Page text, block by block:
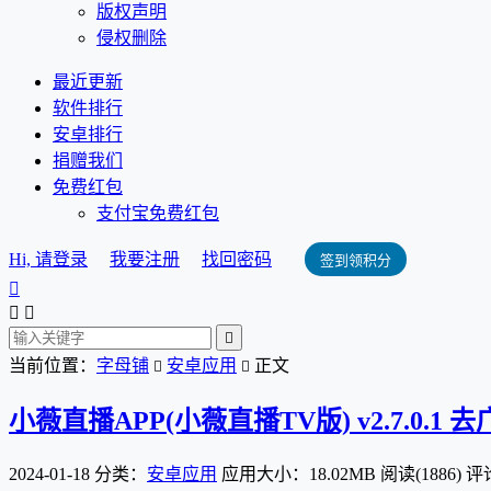
版权声明
侵权删除
最近更新
软件排行
安卓排行
捐赠我们
免费红包
支付宝免费红包
Hi, 请登录 我要注册 找回密码 签到领积分

 

当前位置： 字母铺  安卓应用  正文
小薇直播APP(小薇直播TV版) v2.7.0.1 去
2024-01-18 分类： 安卓应用 应用大小：18.02MB 阅读(1886) 评